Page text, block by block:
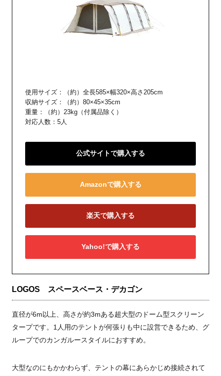
使用サイズ：（約）全長585×幅320×高さ205cm
収納サイズ：（約）80×45×35cm
重量：（約）23kg（付属品除く）
対応人数：5人
公式サイトで購入する
Amazonで購入する
楽天で購入する
Yahoo!で購入する
LOGOS スペースベース・デカゴン
直径が6m以上、高さが約3mある超大型のドーム型スクリーン
タープです。1人用のテントが何張りも中に設営できるため、グ
ループでのカンガルースタイルにおすすめ。
大型なのにもかかわらず、テントの幕にあらかじめ接続されて